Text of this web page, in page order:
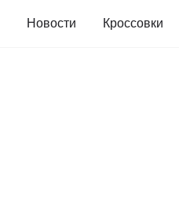
Новости Кроссовки